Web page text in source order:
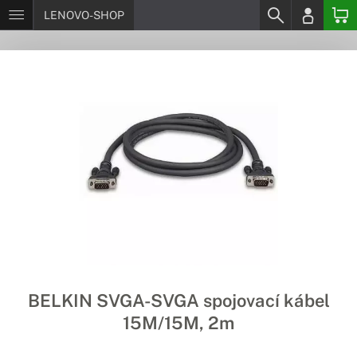
LENOVO-SHOP
BELKIN SVGA-SVGA spojovací kábel
15M/15M, 2m